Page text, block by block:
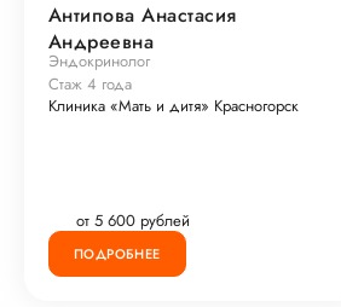
Антипова Анастасия
Андреевна
Эндокринолог
Стаж 4 года
Клиника «Мать и дитя» Красногорск
от 5 600 рублей
ПОДРОБНЕЕ